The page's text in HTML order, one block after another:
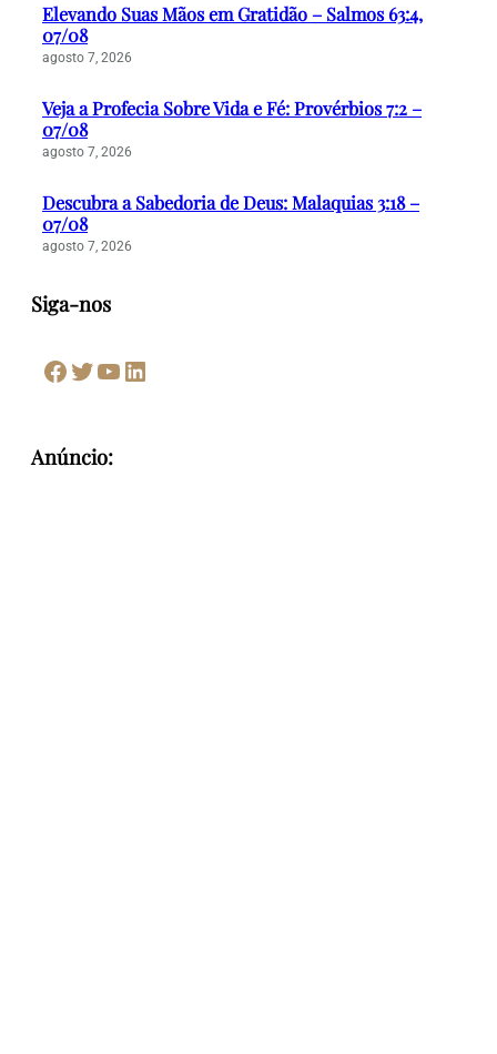
Elevando Suas Mãos em Gratidão – Salmos 63:4,
07/08
agosto 7, 2026
Veja a Profecia Sobre Vida e Fé: Provérbios 7:2 –
07/08
agosto 7, 2026
Descubra a Sabedoria de Deus: Malaquias 3:18 –
07/08
agosto 7, 2026
Siga-nos
Facebook Twitter Youtube LinkedIn
Anúncio: